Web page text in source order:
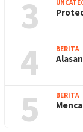
3
4 BERITA
5 BERITA